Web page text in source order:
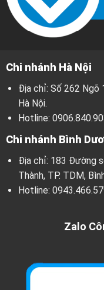
Chi nhánh Hà Nội
Địa chỉ: Số 262 Ngõ
Hà Nội.
Hotline:
Chi nhánh Bình
Địa chỉ: 183 Đường
Thành, TP. TDM,
Hotline:
Zalo